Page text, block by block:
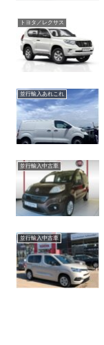
トヨタ／レクサス
並行輸入あれこれ
並行輸入中古車
並行輸入中古車